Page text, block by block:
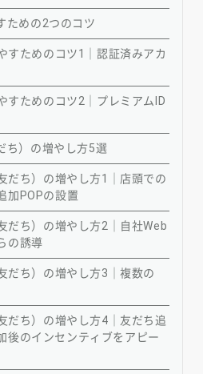
ための2つのコツ
すためのコツ1｜認証済みアカ
すためのコツ2｜プレミアムID
ち）の増やし方5選
だち）の増やし方1｜店頭での
加POPの設置
だち）の増やし方2｜自社Web
の誘導
だち）の増やし方3｜複数の
だち）の増やし方4｜友だち追
後のインセンティブをアピー